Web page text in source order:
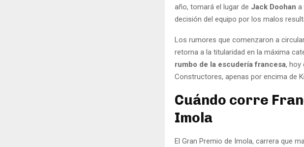
año, tomará el lugar de Jack Doohan a
decisión del equipo por los malos
Los rumores que comenzaron a
retorna a la titularidad en la máxima
rumbo de la escudería francesa, hoy
Constructores, apenas por encima de
Cuándo corre
Imola
El Gran Premio de Imola, carrera que